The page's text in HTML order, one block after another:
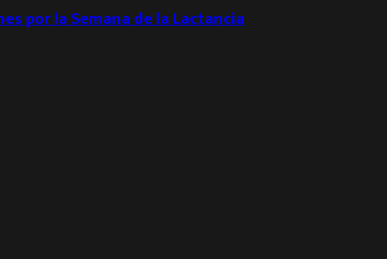
por la Semana de la Lactancia